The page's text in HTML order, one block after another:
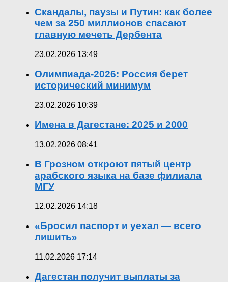
Скандалы, паузы и Путин: как более
чем за 250 миллионов спасают
главную мечеть Дербента
23.02.2026 13:49
Олимпиада-2026: Россия берет
исторический минимум
23.02.2026 10:39
Имена в Дагестане: 2025 и 2000
13.02.2026 08:41
В Грозном откроют пятый центр
арабского языка на базе филиала
МГУ
12.02.2026 14:18
«Бросил паспорт и уехал — всего
лишить»
11.02.2026 17:14
Дагестан получит выплаты за